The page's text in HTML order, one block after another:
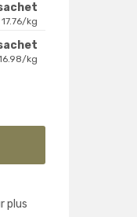
17.76/kg
kg
plus